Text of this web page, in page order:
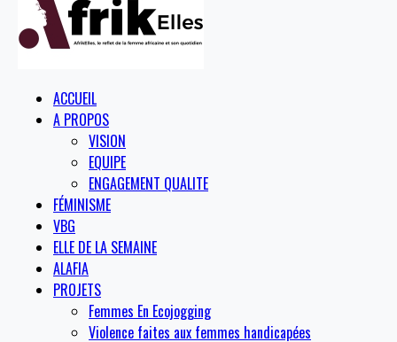
ACCUEIL
A PROPOS
VISION
EQUIPE
ENGAGEMENT QUALITE
FÉMINISME
VBG
ELLE DE LA SEMAINE
ALAFIA
PROJETS
Femmes En Ecojogging
Violence faites aux femmes handicapées